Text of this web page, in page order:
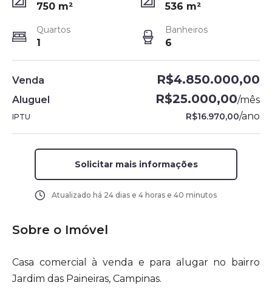
750 m² 536 m²
Quartos
1
Banheiros
6
Venda R$4.850.000,00
Aluguel R$25.000,00/mês
IPTU R$16.970,00/ano
Solicitar mais informações
Atualizado há 24 dias e 4 horas e 40 minutos
Sobre o Imóvel
Casa comercial à venda e para alugar no bairro
Jardim das Paineiras, Campinas.